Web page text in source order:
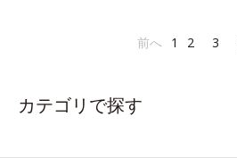
前へ 1 2 3
カテゴリで探す